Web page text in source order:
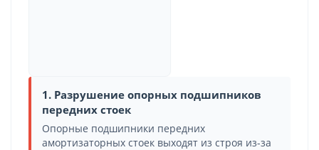
1. Разрушение опорных подшипников
передних стоек
Опорные подшипники передних
амортизаторных стоек выходят из строя из-за